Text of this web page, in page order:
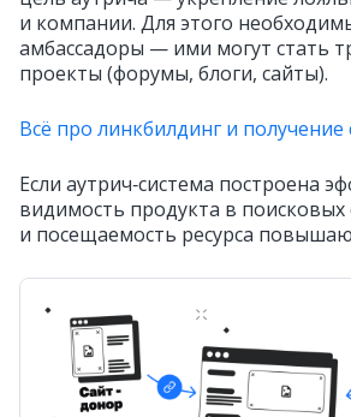
и компании. Для этого
амбассадоры — ими могут стать
проекты (форумы, блоги, сайты).
Всё про линкбилдинг и получение
Если аутрич‑система построена
видимость продукта в поисковых
и посещаемость ресурса